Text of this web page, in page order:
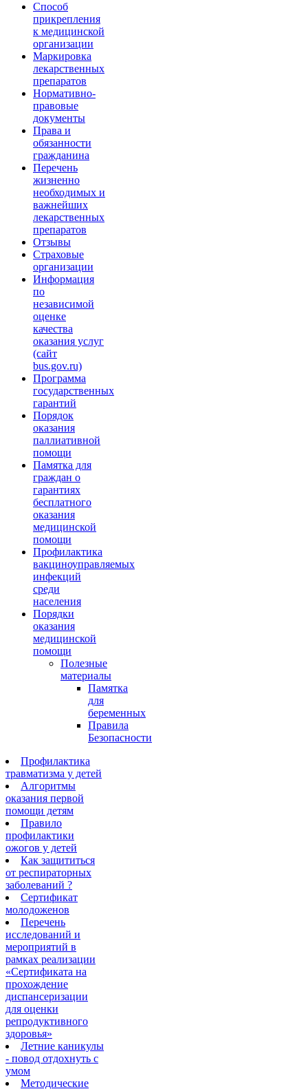
Способ
прикрепления
к медицинской
организации
Маркировка
лекарственных
препаратов
Нормативно-
правовые
документы
Права и
обязанности
гражданина
Перечень
жизненно
необходимых и
важнейших
лекарственных
препаратов
Отзывы
Страховые
организации
Информация
по
независимой
оценке
качества
оказания услуг
(сайт
bus.gov.ru)
Программа
государственных
гарантий
Порядок
оказания
паллиативной
помощи
Памятка для
граждан о
гарантиях
бесплатного
оказания
медицинской
помощи
Профилактика
вакциноуправляемых
инфекций
среди
населения
Порядки
оказания
медицинской
помощи
Полезные
материалы
Памятка
для
беременных
Правила
Безопасности
Профилактика
травматизма у детей
Алгоритмы
оказания первой
помощи детям
Правило
профилактики
ожогов у детей
Как защититься
от респираторных
заболеваний ?
Сертификат
молодоженов
Перечень
исследований и
мероприятий в
рамках реализации
«Сертификата на
прохождение
диспансеризации
для оценки
репродуктивного
здоровья»
Летние каникулы
- повод отдохнуть с
умом
Методические